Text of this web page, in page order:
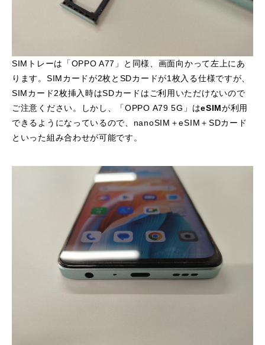
SIMトレーは「OPPO A77」と同様、画面向かって左上にあ
ります。SIMカードが2枚とSDカードが1枚入る仕様ですが、
SIMカード2枚挿入時はSDカードはご利用いただけないので
ご注意ください。しかし、「OPPO A79 5G」はeSIMが利用
できるようになっているので、nanoSIM＋eSIM＋SDカード
といった組み合わせが可能です。